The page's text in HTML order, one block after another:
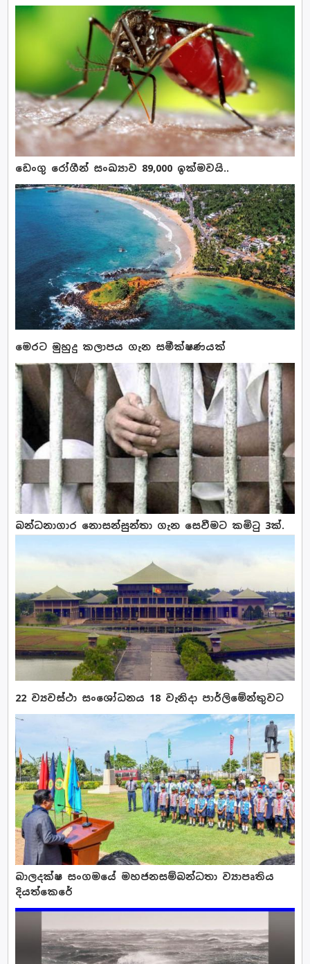
ඩෙංගු රෝගීන් සංඛ්‍යාව 89,000 ඉක්මවයි..
මෙරට මුහුදු කලාපය ගැන සමීක්ෂණයක්
බන්ධනාගාර නොසන්සුන්තා ගැන සෙවීමට කමිටු 3ක්.
22 ව්‍යවස්ථා සංශෝධනය 18 වැනිදා පාර්ලිමේන්තුවට
බාලදක්ෂ සංගමයේ මහජනසම්බන්ධතා ව්‍යාපෘතිය
දියත්කෙරේ